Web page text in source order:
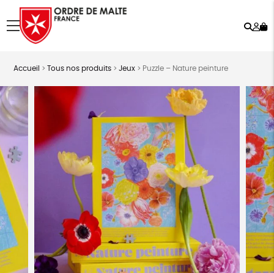
menu
Accueil > Tous nos produits> Jeux> Puzzle – Nature peinture